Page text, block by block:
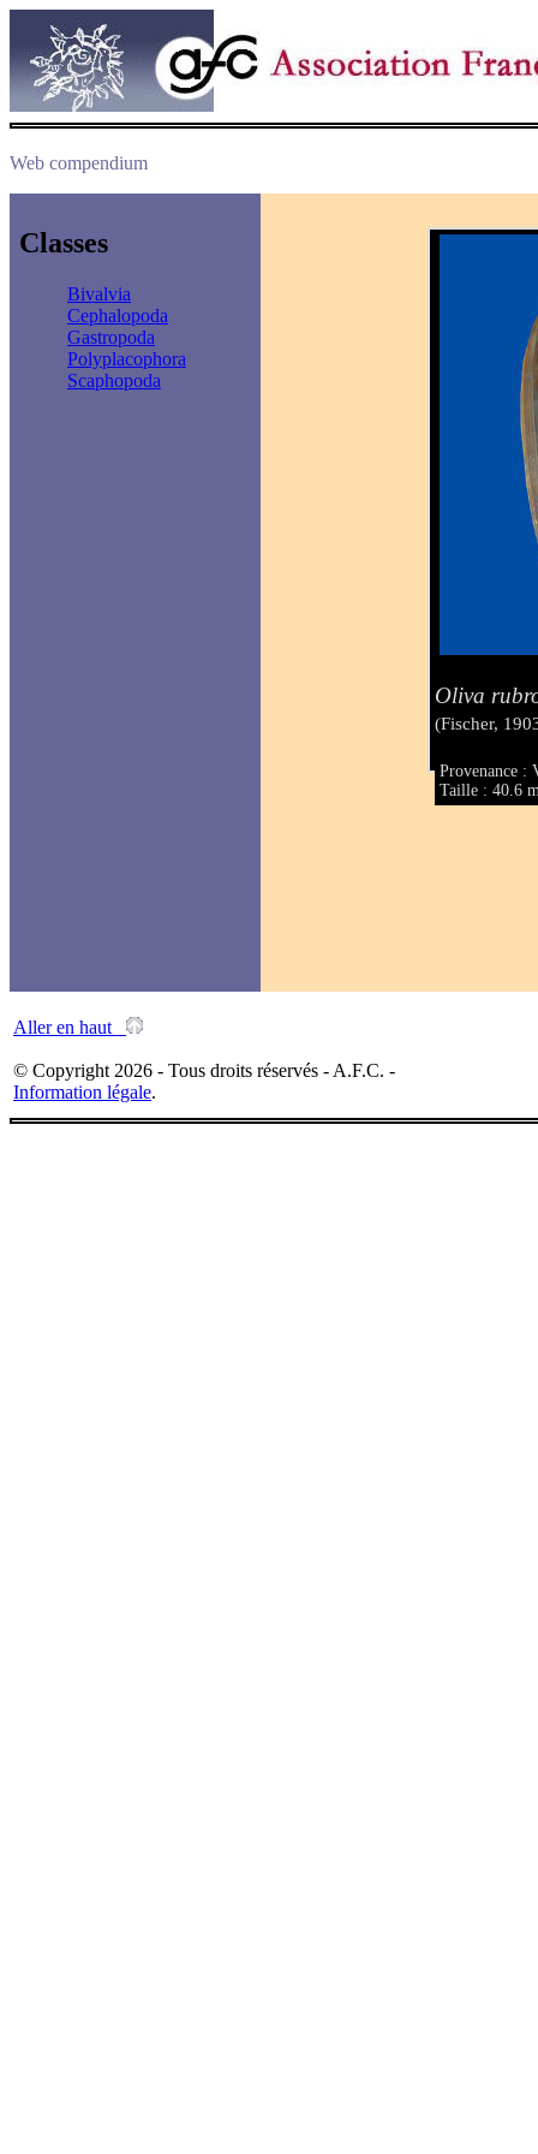
Web compendium
Classes
Bivalvia
Cephalopoda
Gastropoda
Polyplacophora
Scaphopoda
Oliva
(Fischer,
Provenance :
Taille : 40.6
Aller en haut
© Copyright 2026 - Tous droits réservés - A.F.C. -
Information légale.